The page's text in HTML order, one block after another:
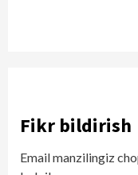
Fikr bildirish
Email manzilingiz